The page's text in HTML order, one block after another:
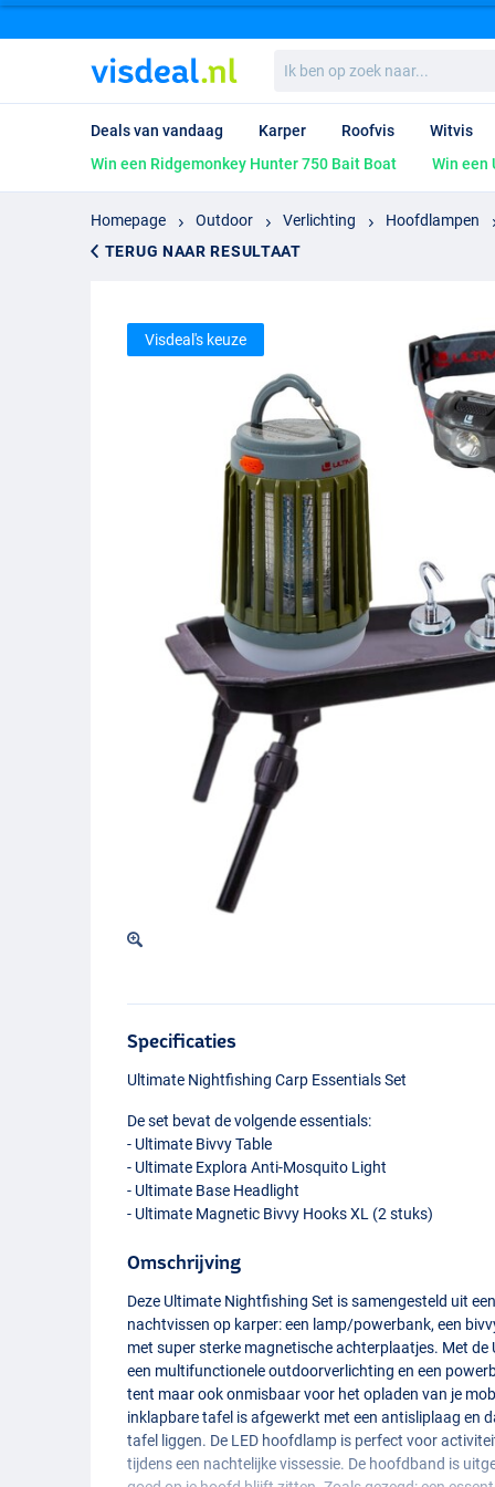
ben
op
naar...
Deals van vandaag Karper Roofvis Witvis
Win een Ridgemonkey Hunter 750 Bait Boat
Win een
Homepage Outdoor Verlichting Hoofdlampen
TERUG NAAR RESULTAAT
Visdeal's keuze
Specificaties
Ultimate Nightfishing Carp Essentials Set
De set bevat de volgende essentials:
- Ultimate Bivvy Table
- Ultimate Explora Anti-Mosquito Light
- Ultimate Base Headlight
- Ultimate Magnetic Bivvy Hooks XL (2 stuks)
Omschrijving
Deze Ultimate Nightfishing Set is samengesteld uit
nachtvissen op karper: een lamp/powerbank, een
met super sterke magnetische achterplaatjes. Met
een multifunctionele outdoorverlichting en een
tent maar ook onmisbaar voor het opladen van je
inklapbare tafel is afgewerkt met een antisliplaag en
tafel liggen. De LED hoofdlamp is perfect voor
tijdens een nachtelijke vissessie. De hoofdband is